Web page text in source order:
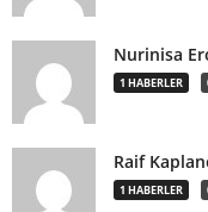
Nurinisa
1 HABERLER
Raif
1 HABERLER